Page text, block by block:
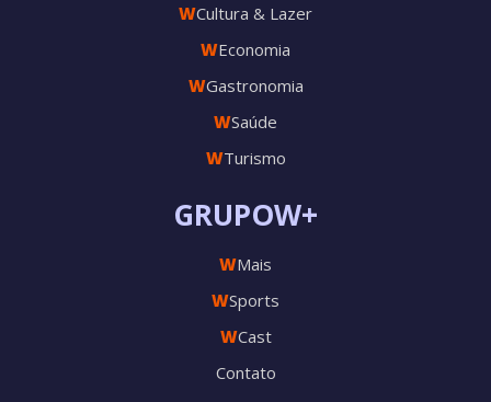
GRUPOW+
WMais
WSports
WCast
Contato
WCultura & Lazer
WEconomia
WGastronomia
WSaúde
WTurismo